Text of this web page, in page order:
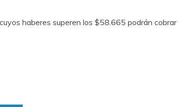
haberes superen los $58.665 podrán cobrar